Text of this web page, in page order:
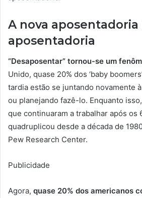
A nova aposentadoria
aposentadoria
“Desaposentar” tornou-se um
Unido, quase 20% dos ‘baby
tardia estão se juntando novamente
ou planejando fazê-lo. Enquanto
que continuaram a trabalhar após os
quadruplicou desde a década de
Pew Research Center.
Publicidade
Agora, quase 20% dos americanos